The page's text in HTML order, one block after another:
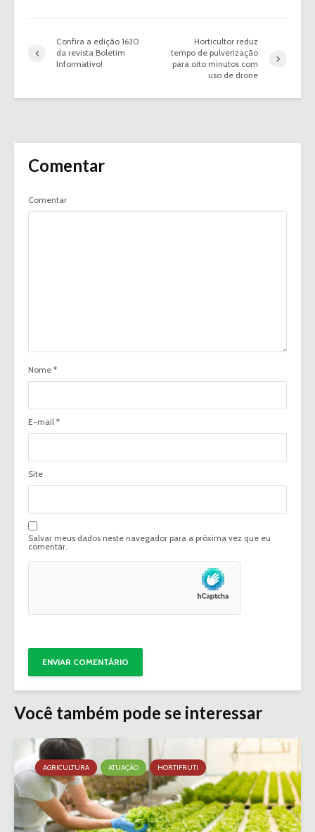
Confira a edição 1630
da revista Boletim
Informativo!
Horticultor reduz
tempo de pulverização
para oito minutos com
uso de drone
Comentar
Comentar
Nome *
E-mail *
Site
Salvar meus dados neste navegador para a próxima vez que eu
comentar.
Você também pode se interessar
AGRICULTURA ATUAÇÃO HORTIFRUTI